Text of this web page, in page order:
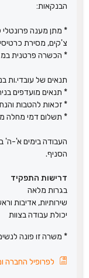
הבנקאות:
* מתן מענה פרונטלי
צ'קים, מסירת
* הכשרה פרטנית
תנאים של עובדי.ות
* תנאים מועדפים
* זכאות להטבות
* תשלום דמי מחלה
הסניף.
דרישות התפקיד
בגרות מלאה
שירותיות, אדיבות
יכולת עבודה בצוות
* משרה זו פונה
לפרופיל החברה